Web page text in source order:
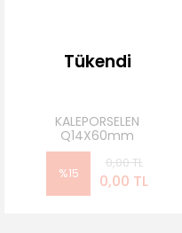
Tükendi
KALEPORSELEN
Q14X60mm
%15
0,00 TL
0,00 TL